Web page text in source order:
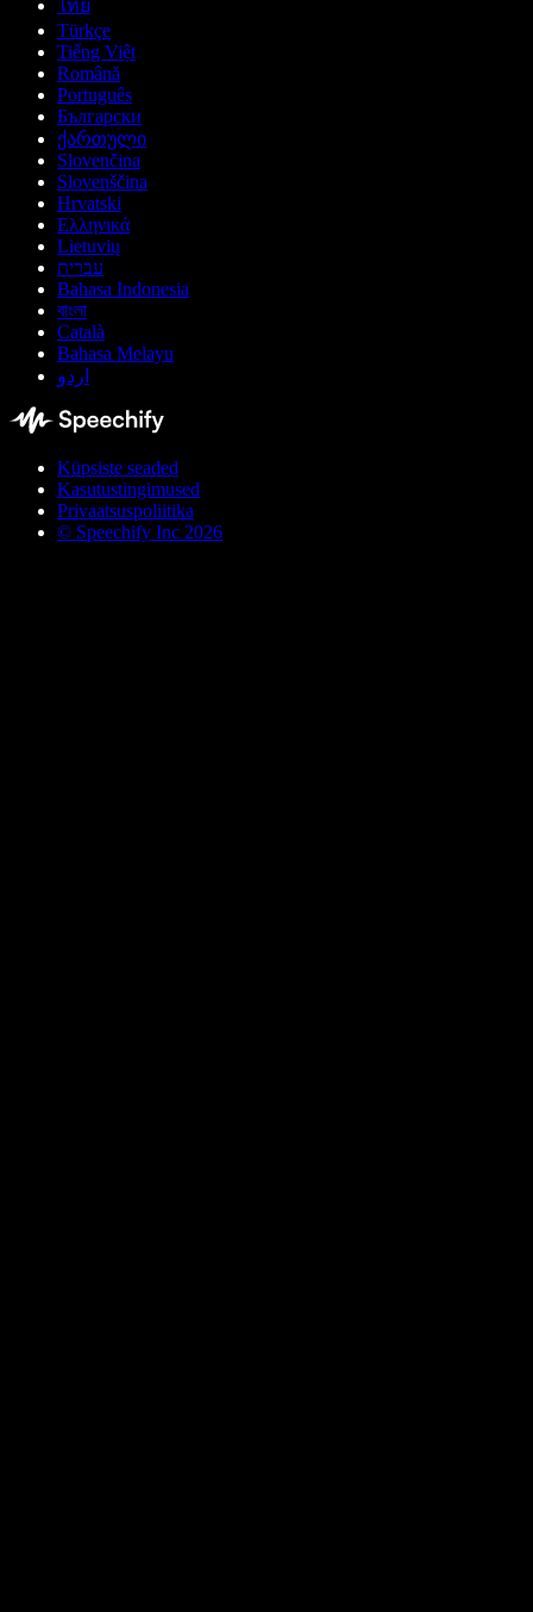
ไทย
Türkçe
Tiếng Việt
Română
Português
Български
ქართული
Slovenčina
Slovenščina
Hrvatski
Ελληνικά
Lietuvių
עברית
Bahasa Indonesia
বাংলা
Català
Bahasa Melayu
اردو
Küpsiste seaded
Kasutustingimused
Privaatsuspoliitika
© Speechify Inc 2026